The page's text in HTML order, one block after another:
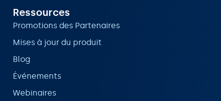
Ressources
Promotions des Partenaires
Mises à jour du produit
Blog
Événements
Webinaires